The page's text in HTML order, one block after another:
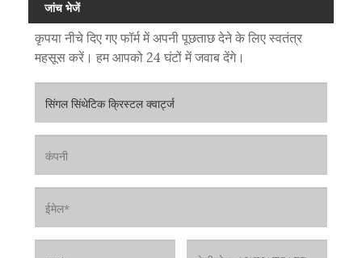
जांच भेजें
कृपया नीचे दिए गए फॉर्म में अपनी पूछताछ देने के लिए स्वतंत्र
महसूस करें। हम आपको 24 घंटों में जवाब देंगे।